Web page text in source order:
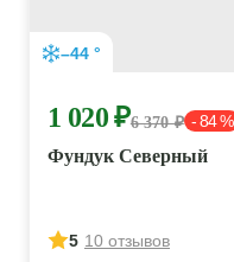
–44 °
1 020 ₽6 370 ₽ - 84 %
Фундук Северный
5 10 отзывов